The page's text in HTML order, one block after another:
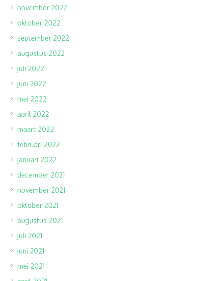
november 2022
oktober 2022
september 2022
augustus 2022
juli 2022
juni 2022
mei 2022
april 2022
maart 2022
februari 2022
januari 2022
december 2021
november 2021
oktober 2021
augustus 2021
juli 2021
juni 2021
mei 2021